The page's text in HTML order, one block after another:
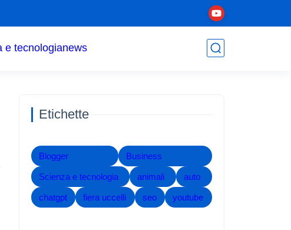
e tecnologianews
Etichette
Blogger Business
Scienza e tecnologia animali auto
chatgpt fiera uccelli seo youtube